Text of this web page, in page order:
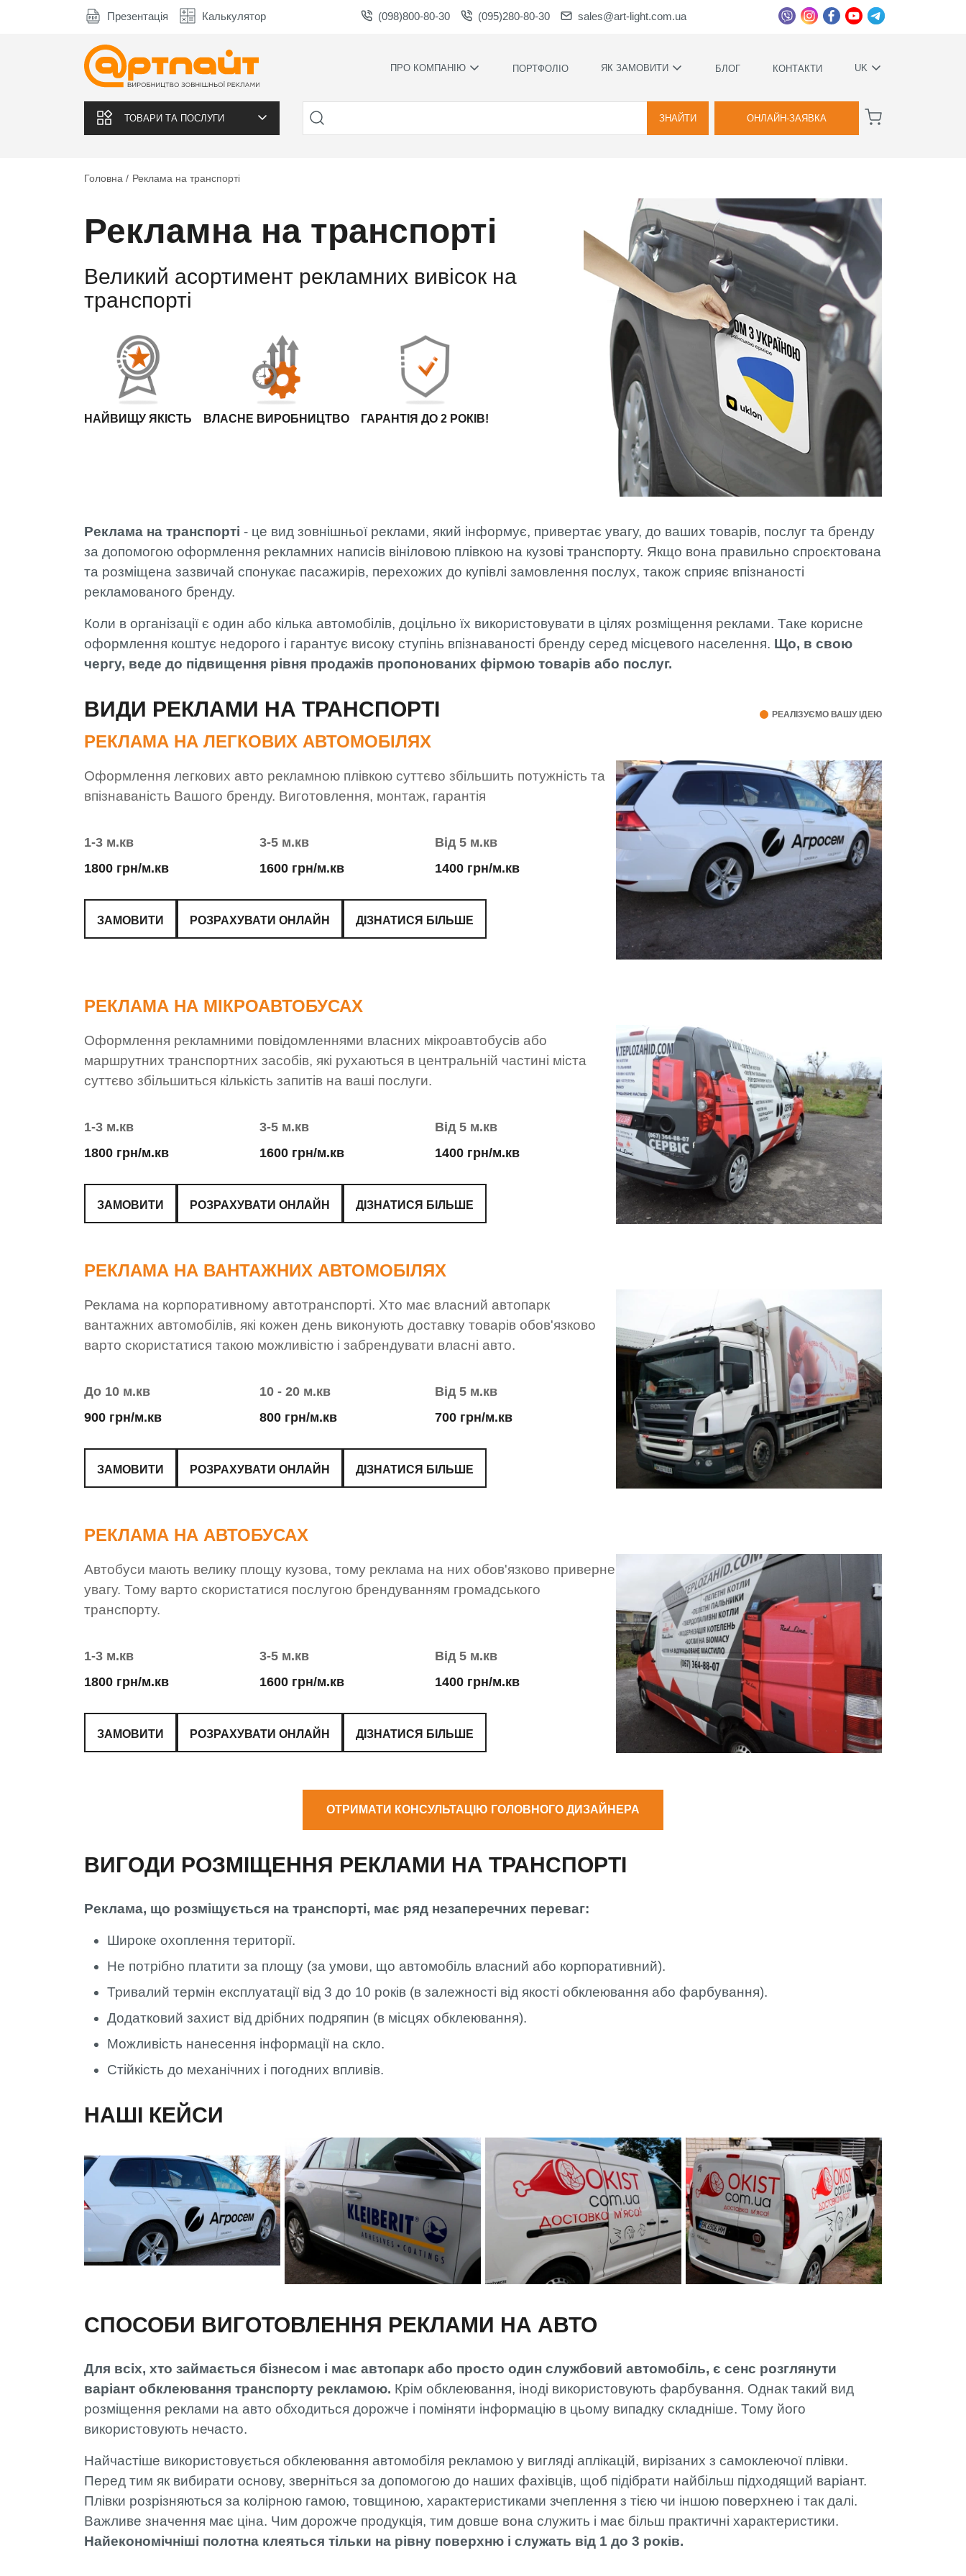
Презентація Калькулятор (098)800-80-30 (095)280-80-30 sales@art-light.com.ua
ПРО КОМПАНІЮ
ЗАВАНТАЖЕННЯ
ПОРТФОЛІО ЯК ЗАМОВИТИ
НАШІ ПЕРЕВАГИ
РОЗРАХУНКОВИЙ
ВИРОБНИЦТВА
ХУДОЖНЄ
ОФОРМЛЕНЯ
МОНТАЖ СВОЇМИ
СИЛАМИ
МОНТАЖ
ФАХІВЦЯМИ РВК
АРТЛАЙТ
ОПЛАТА ТА
ДОСТАВКА
БЛОГ КОНТАКТИ UK
РУССКИЙ
ТОВАРИ ТА ПОСЛУГИ ЗНАЙТИ ОНЛАЙН-ЗАЯВКА
Головна Реклама на транспорті
Рекламна на транспорті
Великий асортимент рекламних вивісок на
транспорті
НАЙВИЩУ ЯКІСТЬ ВЛАСНЕ ВИРОБНИЦТВО ГАРАНТІЯ ДО 2 РОКІВ!
Реклама на транспорті - це вид зовнішньої реклами, який інформує, привертає увагу, до ваших товарів, послуг та бренду
за допомогою оформлення рекламних написів вініловою плівкою на кузові транспорту. Якщо вона правильно спроєктована
та розміщена зазвичай спонукає пасажирів, перехожих до купівлі замовлення послух, також сприяє впізнаності
рекламованого бренду.
Коли в організації є один або кілька автомобілів, доцільно їх використовувати в цілях розміщення реклами. Таке корисне
оформлення коштує недорого і гарантує високу ступінь впізнаваності бренду серед місцевого населення. Що, в свою
чергу, веде до підвищення рівня продажів пропонованих фірмою товарів або послуг.
ВИДИ РЕКЛАМИ НА ТРАНСПОРТІ РЕАЛІЗУЄМО ВАШУ ІДЕЮ
РЕКЛАМА НА ЛЕГКОВИХ АВТОМОБІЛЯХ
Оформлення легкових авто рекламною плівкою суттєво збільшить потужність та
впізнаваність Вашого бренду. Виготовлення, монтаж, гарантія
1-3 м.кв
1800 грн/м.кв
3-5 м.кв
1600 грн/м.кв
Від 5 м.кв
1400 грн/м.кв
ЗАМОВИТИ РОЗРАХУВАТИ ОНЛАЙН ДІЗНАТИСЯ БІЛЬШЕ
РЕКЛАМА НА МІКРОАВТОБУСАХ
Оформлення рекламними повідомленнями власних мікроавтобусів або
маршрутних транспортних засобів, які рухаються в центральній частині міста
суттєво збільшиться кількість запитів на ваші послуги.
1-3 м.кв
1800 грн/м.кв
3-5 м.кв
1600 грн/м.кв
Від 5 м.кв
1400 грн/м.кв
ЗАМОВИТИ РОЗРАХУВАТИ ОНЛАЙН ДІЗНАТИСЯ БІЛЬШЕ
РЕКЛАМА НА ВАНТАЖНИХ АВТОМОБІЛЯХ
Реклама на корпоративному автотранспорті. Хто має власний автопарк
вантажних автомобілів, які кожен день виконують доставку товарів обов'язково
варто скористатися такою можливістю і забрендувати власні авто.
До 10 м.кв
900 грн/м.кв
10 - 20 м.кв
800 грн/м.кв
Від 5 м.кв
700 грн/м.кв
ЗАМОВИТИ РОЗРАХУВАТИ ОНЛАЙН ДІЗНАТИСЯ БІЛЬШЕ
РЕКЛАМА НА АВТОБУСАХ
Автобуси мають велику площу кузова, тому реклама на них обов'язково приверне
увагу. Тому варто скористатися послугою брендуванням громадського
транспорту.
1-3 м.кв
1800 грн/м.кв
3-5 м.кв
1600 грн/м.кв
Від 5 м.кв
1400 грн/м.кв
ЗАМОВИТИ РОЗРАХУВАТИ ОНЛАЙН ДІЗНАТИСЯ БІЛЬШЕ
ОТРИМАТИ КОНСУЛЬТАЦІЮ ГОЛОВНОГО ДИЗАЙНЕРА
ВИГОДИ РОЗМІЩЕННЯ РЕКЛАМИ НА ТРАНСПОРТІ
Реклама, що розміщується на транспорті, має ряд незаперечних переваг:
Широке охоплення території.
Не потрібно платити за площу (за умови, що автомобіль власний або корпоративний).
Тривалий термін експлуатації від 3 до 10 років (в залежності від якості обклеювання або фарбування).
Додатковий захист від дрібних подряпин (в місцях обклеювання).
Можливість нанесення інформації на скло.
Стійкість до механічних і погодних впливів.
НАШІ КЕЙСИ
СПОСОБИ ВИГОТОВЛЕННЯ РЕКЛАМИ НА АВТО
Для всіх, хто займається бізнесом і має автопарк або просто один службовий автомобіль, є сенс розглянути
варіант обклеювання транспорту рекламою. Крім обклеювання, іноді використовують фарбування. Однак такий вид
розміщення реклами на авто обходиться дорожче і поміняти інформацію в цьому випадку складніше. Тому його
використовують нечасто.
Найчастіше використовується обклеювання автомобіля рекламою у вигляді аплікацій, вирізаних з самоклеючої плівки.
Перед тим як вибирати основу, зверніться за допомогою до наших фахівців, щоб підібрати найбільш підходящий варіант.
Плівки розрізняються за колірною гамою, товщиною, характеристиками зчеплення з тією чи іншою поверхнею і так далі.
Важливе значення має ціна. Чим дорожче продукція, тим довше вона служить і має більш практичні характеристики.
Найекономічніші полотна клеяться тільки на рівну поверхню і служать від 1 до 3 років.